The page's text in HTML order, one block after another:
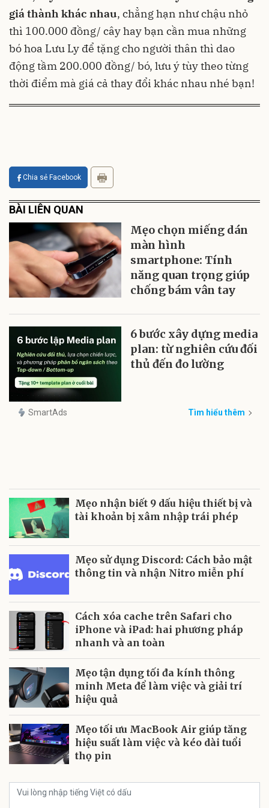
giá thành khác nhau, chẳng hạn như chậu nhỏ
thì 100.000 đồng/ cây hay bạn cần mua những
bó hoa Lưu Ly để tặng cho người thân thì dao
động tầm 200.000 đồng/ bó, lưu ý tùy theo từng
thời điểm mà giá cả thay đổi khác nhau nhé bạn!
Chia sẻ Facebook
BÀI LIÊN QUAN
Mẹo chọn miếng dán
màn hình
smartphone: Tính
năng quan trọng giúp
chống bám vân tay
6 bước xây dựng media
plan: từ nghiên cứu đối
thủ đến đo lường
SmartAds Tìm hiểu thêm
Mẹo nhận biết 9 dấu hiệu thiết bị và
tài khoản bị xâm nhập trái phép
Mẹo sử dụng Discord: Cách bảo mật
thông tin và nhận Nitro miễn phí
Cách xóa cache trên Safari cho
iPhone và iPad: hai phương pháp
nhanh và an toàn
Mẹo tận dụng tối đa kính thông
minh Meta để làm việc và giải trí
hiệu quả
Mẹo tối ưu MacBook Air giúp tăng
hiệu suất làm việc và kéo dài tuổi
thọ pin